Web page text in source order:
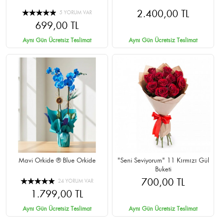
5 YORUM VAR
699,00 TL
Aynı Gün Ücretsiz Teslimat
2.400,00 TL
Aynı Gün Ücretsiz Teslimat
Mavi Orkide ® Blue Orkide
24 YORUM VAR
1.799,00 TL
Aynı Gün Ücretsiz Teslimat
"Seni Seviyorum" 11 Kırmızı Gül
Buketi
700,00 TL
Aynı Gün Ücretsiz Teslimat